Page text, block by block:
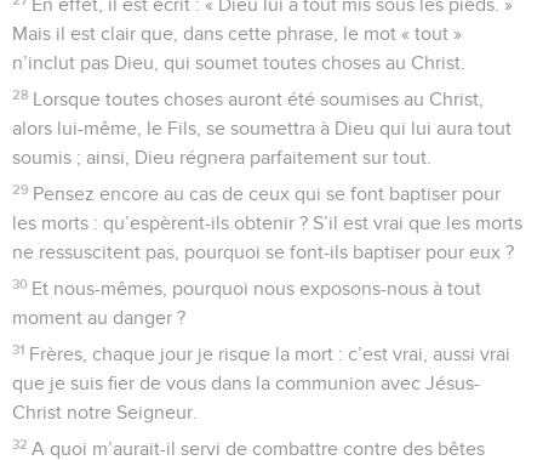
En effet, il est écrit : « Dieu lui a tout mis sous les pieds. »
Mais il est clair que, dans cette phrase, le mot « tout »
n’inclut pas Dieu, qui soumet toutes choses au Christ.
28 Lorsque toutes choses auront été soumises au Christ,
alors lui-même, le Fils, se soumettra à Dieu qui lui aura tout
soumis ; ainsi, Dieu régnera parfaitement sur tout.
29 Pensez encore au cas de ceux qui se font baptiser pour
les morts : qu’espèrent-ils obtenir ? S’il est vrai que les morts
ne ressuscitent pas, pourquoi se font-ils baptiser pour eux ?
30 Et nous-mêmes, pourquoi nous exposons-nous à tout
moment au danger ?
31 Frères, chaque jour je risque la mort : c’est vrai, aussi vrai
que je suis fier de vous dans la communion avec Jésus-
Christ notre Seigneur.
32 A quoi m’aurait-il servi de combattre contre des bêtes